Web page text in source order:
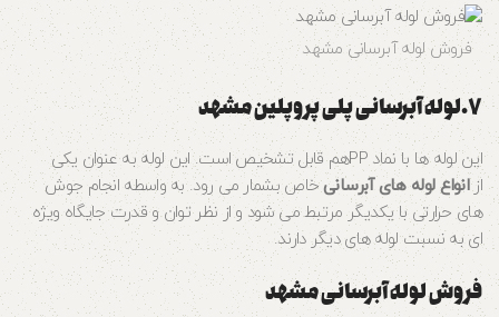
فروش لوله آبرسانی مشهد
۷.لوله‌ آبرسانی پلی پروپلین مشهد
این لوله‌ ها با نماد PPهم قابل تشخیص است. این لوله به عنوان یکی
ازانواع لوله‌ های آبرسانیخاص بشمار می‌ رود. به واسطه انجام جوش‌
های حرارتی با یکدیگر مرتبط می‌ شود و از نظر توان و قدرت جایگاه ویژه‌
ای به نسبت لوله‌ های دیگر دارند.
فروش لوله آبرسانی مشهد